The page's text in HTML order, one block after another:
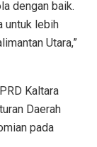
dengan baik.
untuk lebih
Utara,”
Kaltara
Daerah
pada